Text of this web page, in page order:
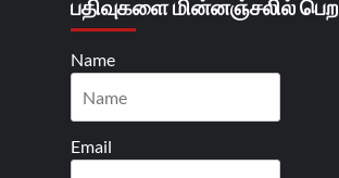
பதிவுகளை மின்னஞ்சலில் பெற
Name
Email